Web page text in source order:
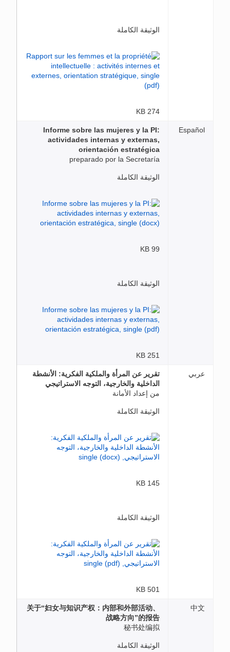
الوثيقة الكاملة
274 KB
Español
Informe sobre las mujeres y la PI:
actividades internas y externas,
orientación estratégica
preparado por la Secretaría
الوثيقة الكاملة
99 KB
الوثيقة الكاملة
251 KB
عربي
تقرير عن المرأة والملكية الفكرية: الأنشطة
الداخلية والخارجية، التوجه الاستراتيجي
من إعداد الأمانة
الوثيقة الكاملة
145 KB
الوثيقة الكاملة
501 KB
中文
关于“妇女与知识产权：内部和外部活动、
战略方向”的报告
秘书处编拟
الوثيقة الكاملة